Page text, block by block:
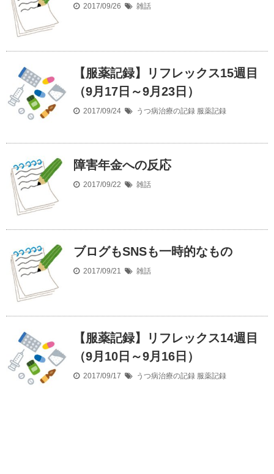
2017/09/26 雑話
【服薬記録】リフレックス15週目
（9月17日～9月23日）
2017/09/24 うつ病治療の記録 服薬記録
障害年金への反応
2017/09/22 雑話
ブログもSNSも一時的なもの
2017/09/21 雑話
【服薬記録】リフレックス14週目
（9月10日～9月16日）
2017/09/17 うつ病治療の記録 服薬記録